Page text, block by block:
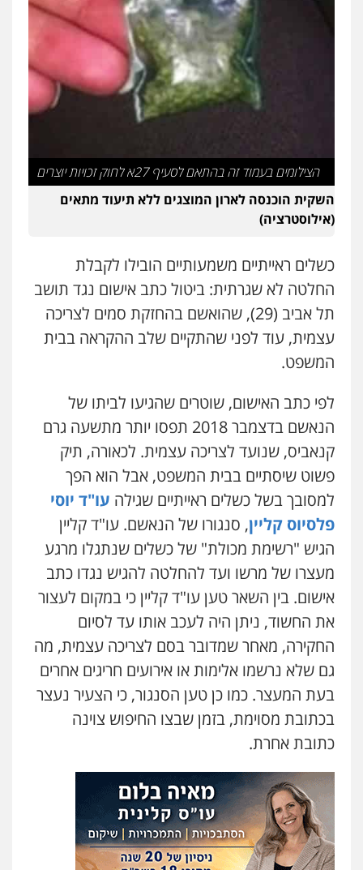
הצילומים בעמוד זה בהתאם לסעיף 27א לחוק זכויות יוצרים
השקית הוכנסה לארון המוצגים ללא תיעוד מתאים
(אילוסטרציה)
כשלים ראייתיים משמעותיים הובילו לקבלת
החלטה לא שגרתית: ביטול כתב אישום נגד תושב
תל אביב (29), שהואשם בהחזקת סמים לצריכה
עצמית, עוד לפני שהתקיים שלב ההקראה בבית
המשפט.
לפי כתב האישום, שוטרים שהגיעו לביתו של
הנאשם בדצמבר 2018 תפסו יותר מתשעה גרם
קנאביס, שנועד לצריכה עצמית. לכאורה, תיק
פשוט שיסתיים בבית המשפט, אבל הוא הפך
למסובך בשל כשלים ראייתיים שגילה עו"ד יוסי
פלסיוס קליין, סנגורו של הנאשם. עו"ד קליין
הגיש "רשימת מכולת" של כשלים שנתגלו מרגע
מעצרו של מרשו ועד להחלטה להגיש נגדו כתב
אישום. בין השאר טען עו"ד קליין כי במקום לעצור
את החשוד, ניתן היה לעכב אותו עד לסיום
החקירה, מאחר שמדובר בסם לצריכה עצמית, מה
גם שלא נרשמו אלימות או אירועים חריגים אחרים
בעת המעצר. כמו כן טען הסנגור, כי הצעיר נעצר
בכתובת מסוימת, בזמן שבצו החיפוש צוינה
כתובת אחרת.